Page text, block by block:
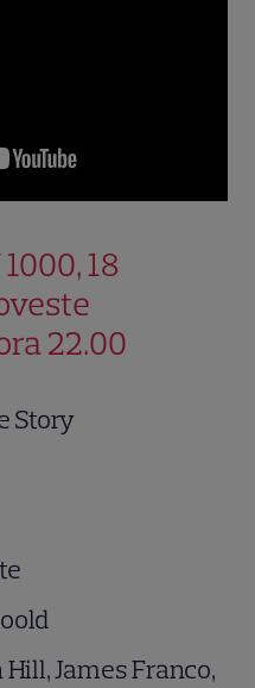
18
22.00
Story
James Franco,